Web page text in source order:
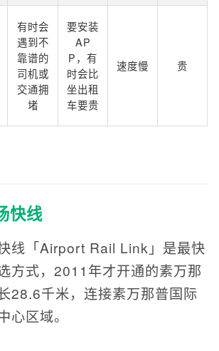
有时会
遇到不
靠谱的
司机或
交通拥
堵
要安装
AP
P，有
时会比
坐出租
车要贵
速度慢 贵
快线
线「Airport Rail Link」是最快
方式，2011年才开通的素万那
28.6千米，连接素万那普国际
心区域。